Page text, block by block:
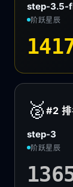
step-3.5-
阶跃星辰
🥈 #2
step-3
阶跃星辰